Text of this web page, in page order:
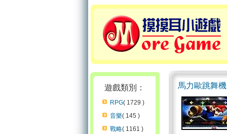
遊戲類別：
RPG( 1729 )
音樂( 145 )
戰略( 1161 )
馬力歐跳舞機